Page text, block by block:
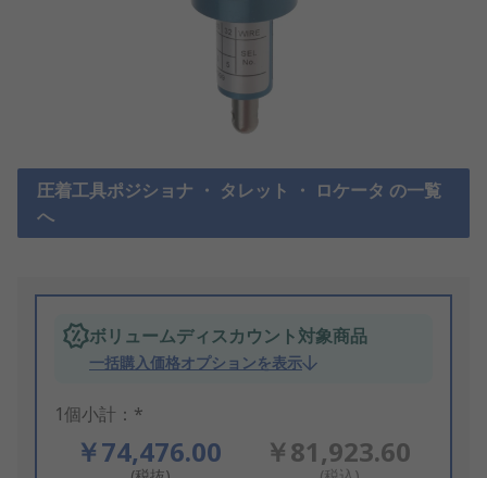
圧着工具ポジショナ ・ タレット ・ ロケータ の一覧
へ
ボリュームディスカウント対象商品
一括購入価格オプションを表示
1個小計：*
￥74,476.00 ￥81,923.60